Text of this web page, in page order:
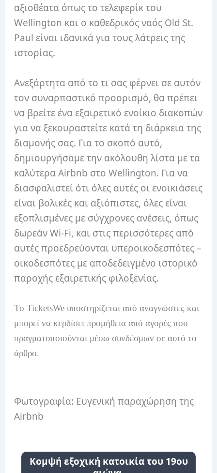
αξιοθέατα όπως το τελεφερίκ του
Wellington και ο καθεδρικός ναός Old St.
Paul είναι ιδανικά για τους λάτρεις της
ιστορίας.
Ανεξάρτητα από το τι σας φέρνει σε αυτόν
τον συναρπαστικό προορισμό, θα πρέπει
να βρείτε ένα εξαιρετικό ενοίκιο διακοπών
για να ξεκουραστείτε κατά τη διάρκεια της
διαμονής σας. Για το σκοπό αυτό,
δημιουργήσαμε την ακόλουθη λίστα με τα
καλύτερα Airbnb στο Wellington. Για να
διασφαλιστεί ότι όλες αυτές οι ενοικιάσεις
είναι βολικές και αξιόπιστες, όλες είναι
εξοπλισμένες με σύγχρονες ανέσεις, όπως
δωρεάν Wi-Fi, και στις περισσότερες από
αυτές προεδρεύονται υπεροικοδεσπότες –
οικοδεσπότες με αποδεδειγμένο ιστορικό
παροχής εξαιρετικής φιλοξενίας.
Το TicketsWe υποστηρίζεται από αναγνώστες και
μπορεί να κερδίσει προμήθεια από αγορές που
πραγματοποιούνται μέσω συνδέσμων σε αυτό το
άρθρο.
Φωτογραφία: Ευγενική παραχώρηση της
Airbnb
Κομψή εξοχική κατοικία του 19ου